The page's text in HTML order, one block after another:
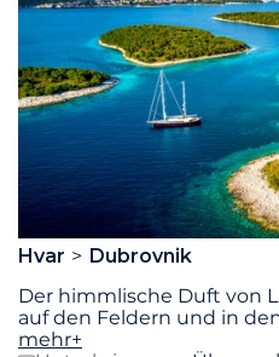
Hvar
Dubrovnik
Der himmlische Duft von
auf den Feldern und in
mehr+